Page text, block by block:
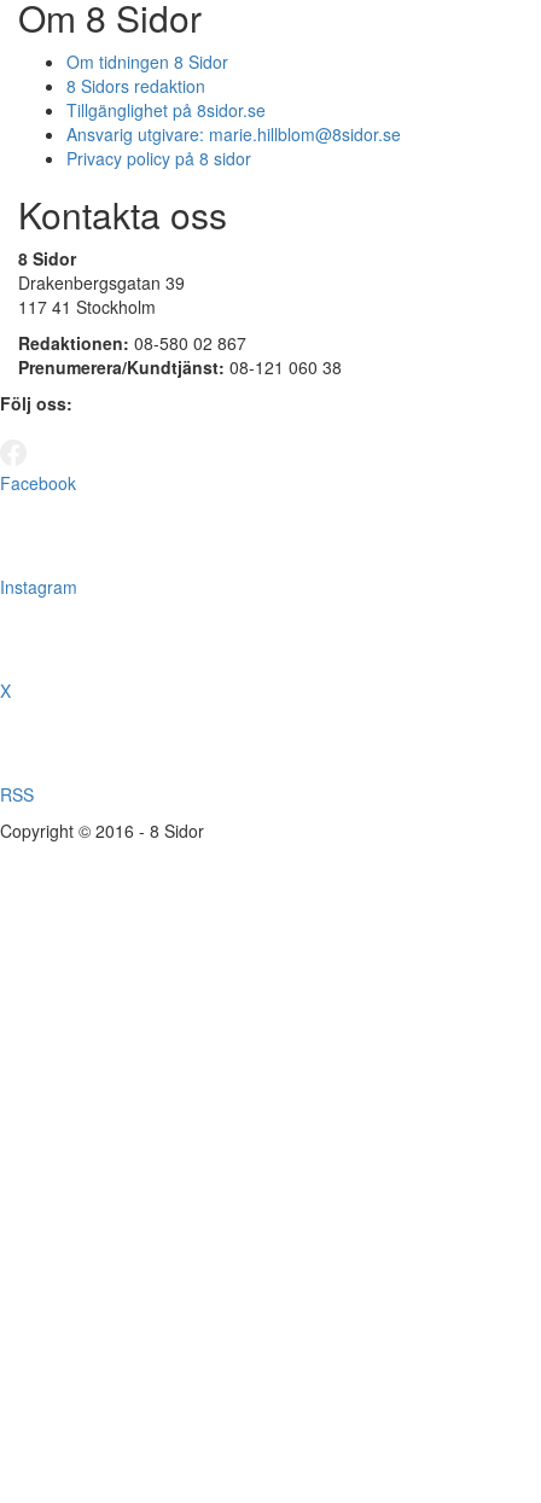
Om 8 Sidor
Om tidningen 8 Sidor
8 Sidors redaktion
Tillgänglighet på 8sidor.se
Ansvarig utgivare: marie.hillblom@8sidor.se
Privacy policy på 8 sidor
Kontakta oss
8 Sidor
Drakenbergsgatan 39
117 41 Stockholm
Redaktionen: 08-580 02 867
Prenumerera/Kundtjänst: 08-121 060 38
Följ oss:
Facebook
Instagram
X
RSS
Copyright © 2016 - 8 Sidor